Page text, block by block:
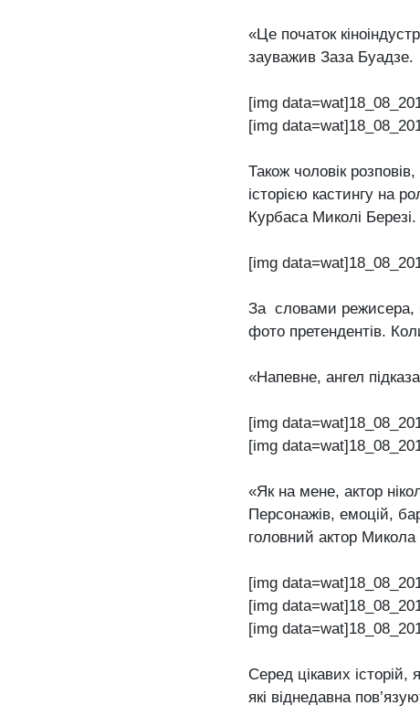
«Це початок
зауважив Заза Буадзе.
[img
[img
Також чоловік
історією кастингу на
Курбаса Миколі Березі.
[img
За словами режисера,
фото претендентів.
«Напевне, ангел
[img
[img
«Як на мене, актор
Персонажів, емоцій,
головний актор Микола
[img
[img
[img
Серед цікавих історій,
які віднедавна